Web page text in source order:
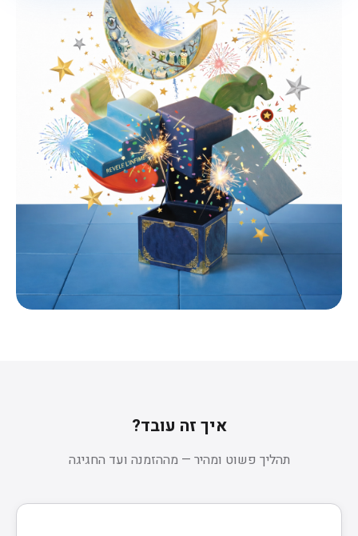
איך זה עובד?
תהליך פשוט ומהיר — מההזמנה ועד החגיגה